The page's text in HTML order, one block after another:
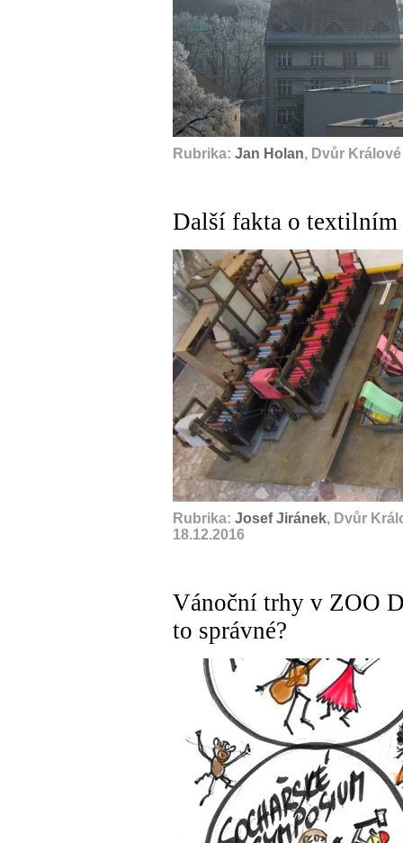
Rubrika: Jan Holan, Dvůr
Další fakta o textilním
Rubrika: Josef Jiránek, Dvůr
18.12.2016
Vánoční trhy v ZOO
to správné?